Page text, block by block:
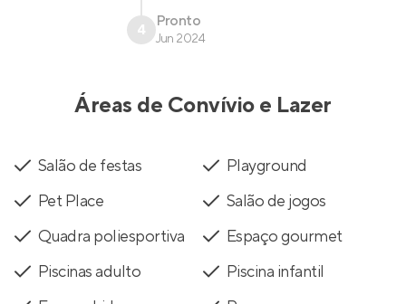
4 Pronto
Jun 2024
Áreas de Convívio e Lazer
Salão de festas
Playground
Pet Place
Salão de jogos
Quadra poliesportiva
Espaço gourmet
Piscinas adulto
Piscina infantil